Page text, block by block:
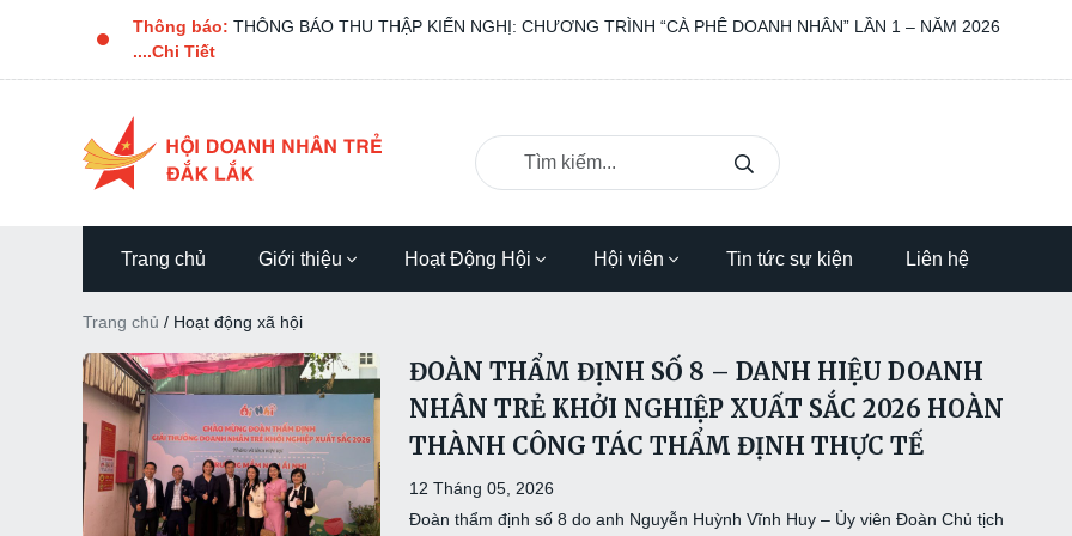
Thông báo:THÔNG BÁO THU THẬP KIẾN NGHỊ: CHƯƠNG TRÌNH “CÀ PHÊ DOANH NHÂN” LẦN 1 – NĂM 2026
....Chi Tiết
Trang chủ Giới thiệu Hoạt Động Hội Hội viên Tin tức sự kiện Liên hệ
Trang chủ / Hoạt động xã hội
ĐOÀN THẨM ĐỊNH SỐ 8 – DANH HIỆU DOANH
NHÂN TRẺ KHỞI NGHIỆP XUẤT SẮC 2026 HOÀN
THÀNH CÔNG TÁC THẨM ĐỊNH THỰC TẾ
12 Tháng 05, 2026
Đoàn thẩm định số 8 do anh Nguyễn Huỳnh Vĩnh Huy – Ủy viên Đoàn Chủ tịch